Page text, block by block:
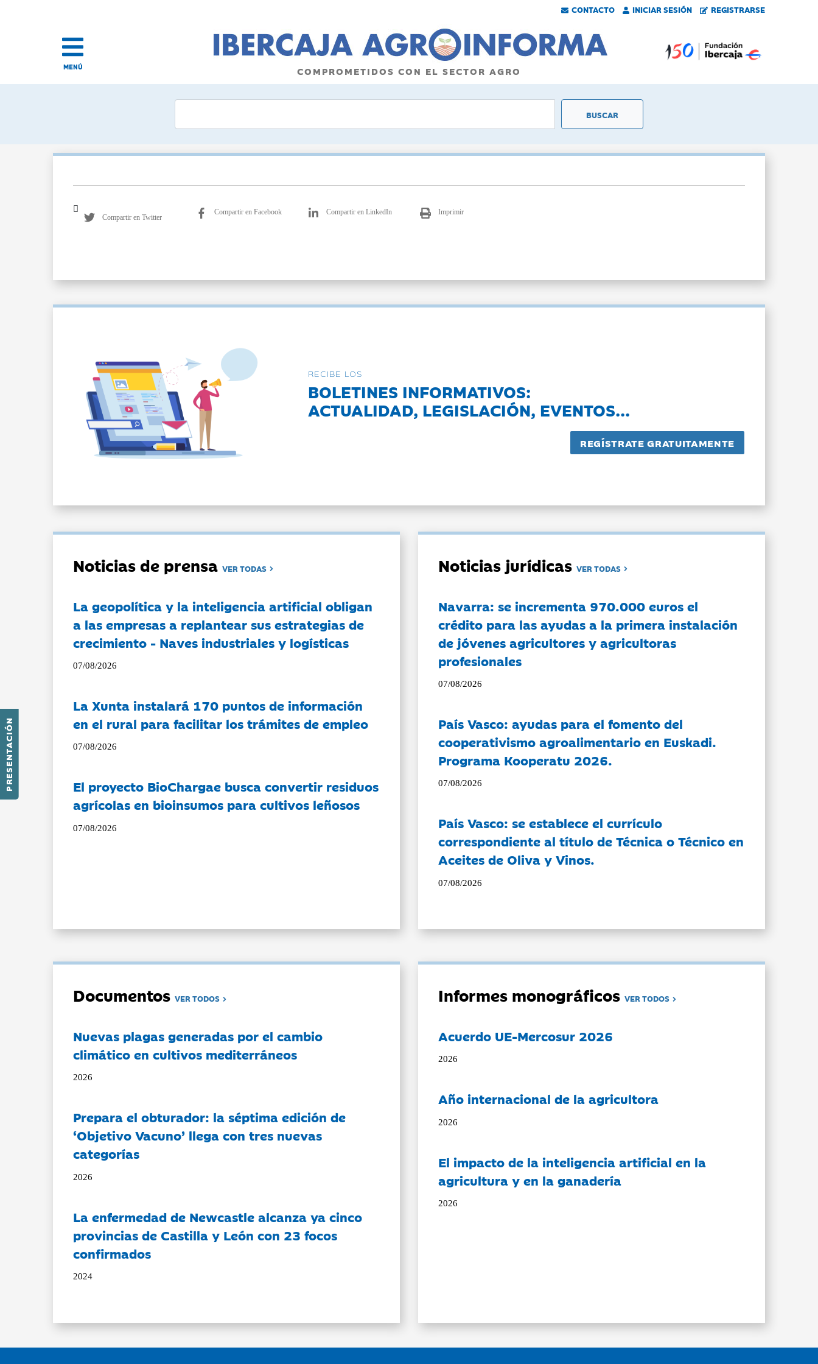
CONTACTO INICIAR SESIÓN REGISTRARSE
PRESENTACIÓN
MENÚ COMPROMETIDOS CON EL SECTOR AGRO
Compartir en Twitter
Compartir en Facebook Compartir en LinkedIn Imprimir
RECIBE LOS
BOLETINES INFORMATIVOS:
ACTUALIDAD, LEGISLACIÓN, EVENTOS...
Noticias de prensaVER TODAS
La geopolítica y la inteligencia artificial obligan
a las empresas a replantear sus estrategias de
crecimiento - Naves industriales y logísticas
07/08/2026
La Xunta instalará 170 puntos de información
en el rural para facilitar los trámites de empleo
07/08/2026
El proyecto BioChargae busca convertir residuos
agrícolas en bioinsumos para cultivos leñosos
07/08/2026
Noticias jurídicasVER TODAS
Navarra: se incrementa 970.000 euros el
crédito para las ayudas a la primera instalación
de jóvenes agricultores y agricultoras
profesionales
07/08/2026
País Vasco: ayudas para el fomento del
cooperativismo agroalimentario en Euskadi.
Programa Kooperatu 2026.
07/08/2026
País Vasco: se establece el currículo
correspondiente al título de Técnica o Técnico en
Aceites de Oliva y Vinos.
07/08/2026
DocumentosVER TODOS
Nuevas plagas generadas por el cambio
climático en cultivos mediterráneos
2026
Prepara el obturador: la séptima edición de
‘Objetivo Vacuno’ llega con tres nuevas
categorías
2026
La enfermedad de Newcastle alcanza ya cinco
provincias de Castilla y León con 23 focos
confirmados
2024
Informes monográficosVER TODOS
Acuerdo UE-Mercosur 2026
2026
Año internacional de la agricultora
2026
El impacto de la inteligencia artificial en la
agricultura y en la ganadería
2026